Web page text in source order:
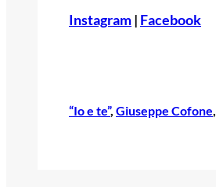
Instagram| Facebook
“Io e te”, Giuseppe Cofone,